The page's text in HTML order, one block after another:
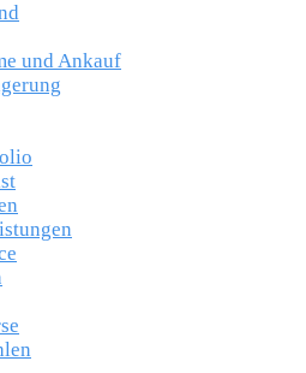
und Ankauf